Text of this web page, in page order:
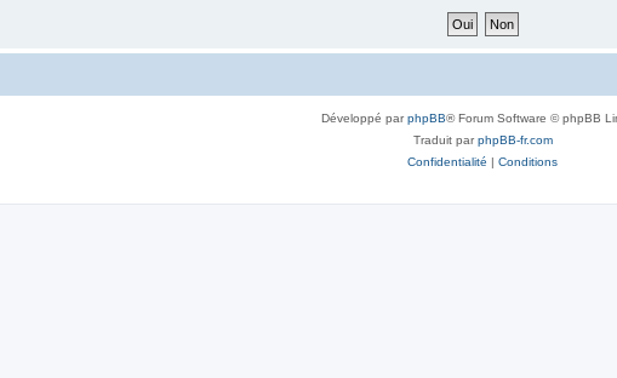
Développé parphpBB® Forum Software © phpBB
Traduit parphpBB-fr.com
Confidentialité | Conditions